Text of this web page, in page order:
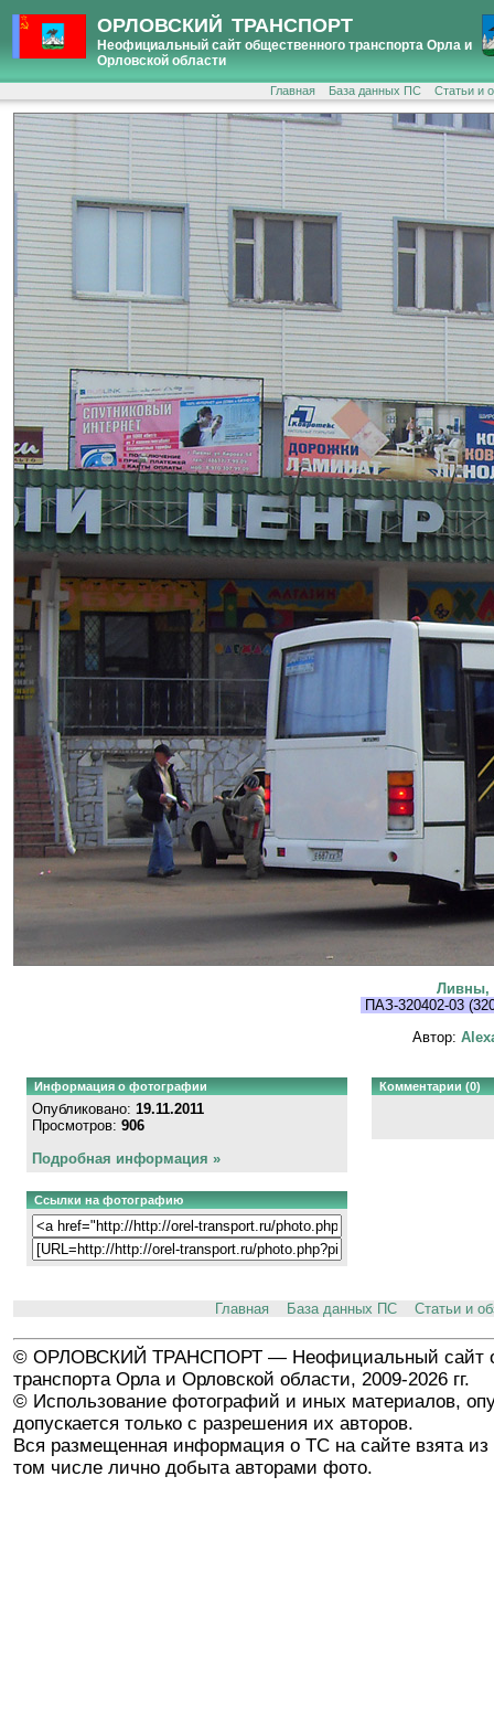
ОРЛОВСКИЙ ТРАНСПОРТ
Неофициальный сайт общественного транспорта Орла и
Орловской области
Главная База данных ПС Статьи и
Ливны,
ПАЗ-320402-03
Автор:
Информация о фотографии
Опубликовано: 19.11.2011
Просмотров: 906
Подробная информация »
Ссылки на фотографию
Комментарии (0)
Главная База данных ПС Статьи и
© ОРЛОВСКИЙ ТРАНСПОРТ — Неофициальный сайт
транспорта Орла и Орловской области, 2009-2026 гг.
© Использование фотографий и иных материалов,
допускается только с разрешения их авторов.
Вся размещенная информация о ТС на сайте взята из
том числе лично добыта авторами фото.